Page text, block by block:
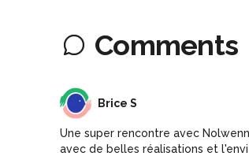
Comments
BS Brice S
Une super rencontre avec
avec de belles réalisations et